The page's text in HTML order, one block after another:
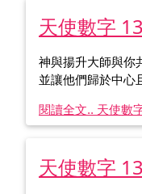
天使數字
神與揚升大師與你
並讓他們歸於中心
閱讀全文.. 天使數
天使數字